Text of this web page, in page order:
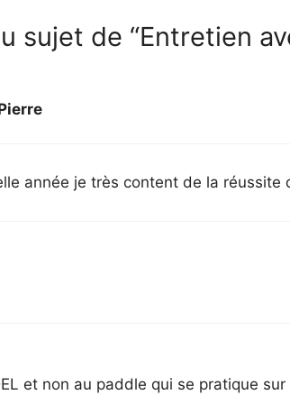
sujet de “Entretien
année je très content de la réussite
et non au paddle qui se pratique sur